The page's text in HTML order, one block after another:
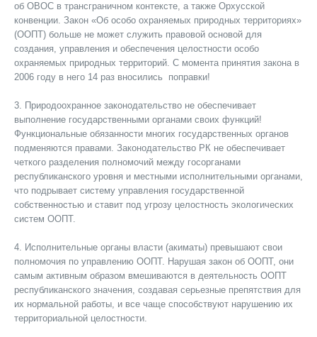
об ОВОС в трансграничном контексте, а также Орхусской
конвенции. Закон «Об особо охраняемых природных территориях»
(ООПТ) больше не может служить правовой основой для
создания, управления и обеспечения целостности особо
охраняемых природных территорий. С момента принятия закона в
2006 году в него 14 раз вносились поправки!
3. Природоохранное законодательство не обеспечивает
выполнение государственными органами своих функций!
Функциональные обязанности многих государственных органов
подменяются правами. Законодательство РК не обеспечивает
четкого разделения полномочий между госорганами
республиканского уровня и местными исполнительными органами,
что подрывает систему управления государственной
собственностью и ставит под угрозу целостность экологических
систем ООПТ.
4. Исполнительные органы власти (акиматы) превышают свои
полномочия по управлению ООПТ. Нарушая закон об ООПТ, они
самым активным образом вмешиваются в деятельность ООПТ
республиканского значения, создавая серьезные препятствия для
их нормальной работы, и все чаще способствуют нарушению их
территориальной целостности.